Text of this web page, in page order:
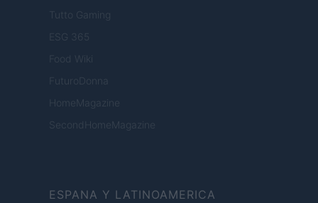
Tutto Gaming
ESG 365
Food Wiki
FuturoDonna
HomeMagazine
SecondHomeMagazine
ESPANA Y LATINOAMERICA